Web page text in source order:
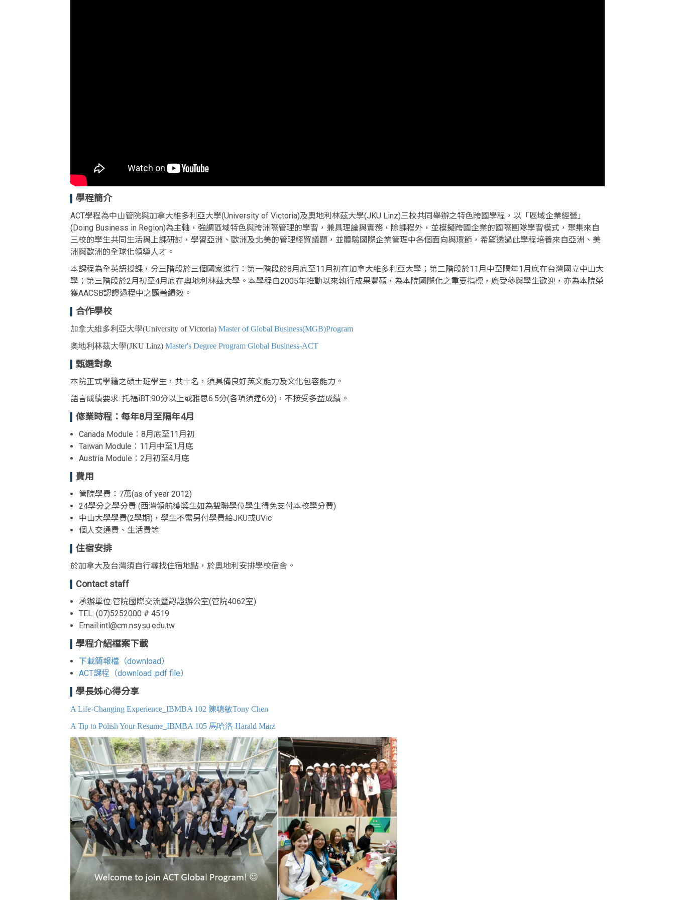
學程簡介
ACT學程為中山管院與加拿大維多利亞大學(University of Victoria)及奧地利林茲大學(JKU Linz)三校共同舉辦之特色跨國學程，以「區域企業經營」
(Doing Business in Region)為主軸，強調區域特色與跨洲際管理的學習，兼具理論與實務，除課程外，並模擬跨國企業的國際團隊學習模式，聚集來自
三校的學生共同生活與上課研討，學習亞洲、歐洲及北美的管理經貿議題，並體驗國際企業管理中各個面向與環節，希望透過此學程培養來自亞洲、美
洲與歐洲的全球化領導人才。
本課程為全英語授課，分三階段於三個國家進行：第一階段於8月底至11月初在加拿大維多利亞大學；第二階段於11月中至隔年1月底在台灣國立中山大
學；第三階段於2月初至4月底在奧地利林茲大學。本學程自2005年推動以來執行成果豐碩，為本院國際化之重要指標，廣受參與學生歡迎，亦為本院榮
獲AACSB認證過程中之顯著績效。
合作學校
加拿大維多利亞大學(University of Victoria) Master of Global Business(MGB)Program
奧地利林茲大學(JKU Linz) Master's Degree Program Global Business-ACT
甄選對象
本院正式學籍之碩士班學生，共十名，須具備良好英文能力及文化包容能力。
語言成績要求: 托福iBT:90分以上或雅思6.5分(各項須達6分)，不接受多益成績。
修業時程：每年8月至隔年4月
Canada Module：8月底至11月初
Taiwan Module：11月中至1月底
Austria Module：2月初至4月底
費用
管院學費：7萬(as of year 2012)
24學分之學分費 (西灣領航獲獎生如為雙聯學位學生得免支付本校學分費)
中山大學學費(2學期)，學生不需另付學費給JKU或UVic
個人交通費、生活費等
住宿安排
於加拿大及台灣須自行尋找住宿地點，於奧地利安排學校宿舍。
Contact staff
承辦單位:管院國際交流暨認證辦公室(管院4062室)
TEL: (07)5252000 # 4519
Email:intl@cm.nsysu.edu.tw
學程介紹檔案下載
下載簡報檔（download）
ACT課程（download .pdf file）
學長姊心得分享
A Life-Changing Experience_IBMBA 102 陳聰敏Tony Chen
A Tip to Polish Your Resume_IBMBA 105 馬哈洛 Harald März